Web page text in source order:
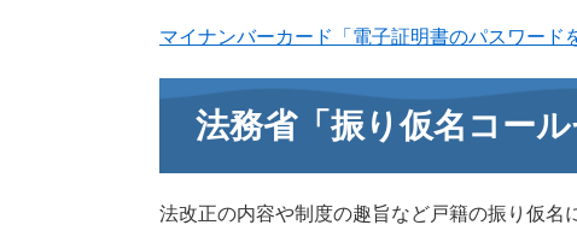
マイナンバーカード「電子証明書のパスワード
法務省「振り仮名コール
法改正の内容や制度の趣旨など戸籍の振り仮名